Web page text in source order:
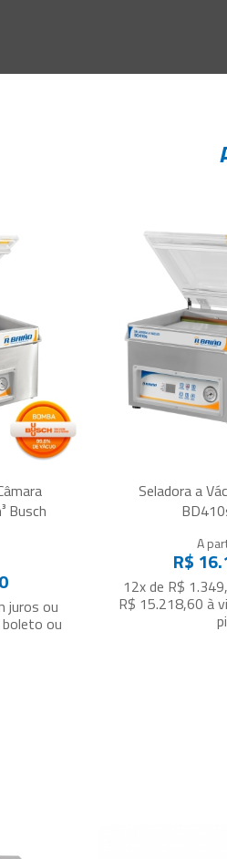
Busch
juros ou
ou
Seladora a
A
R$
12x de R$
R$ 15.218,60 à